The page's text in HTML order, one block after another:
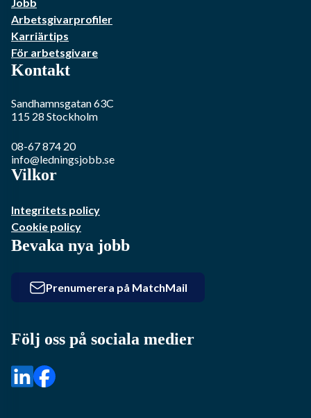
Jobb
Arbetsgivarprofiler
Karriärtips
För arbetsgivare
Kontakt
Sandhamnsgatan 63C
115 28 Stockholm
08-67 874 20
info@ledningsjobb.se
Vilkor
Integritets policy
Cookie policy
Bevaka nya jobb
Prenumerera på MatchMail
Följ oss på sociala medier